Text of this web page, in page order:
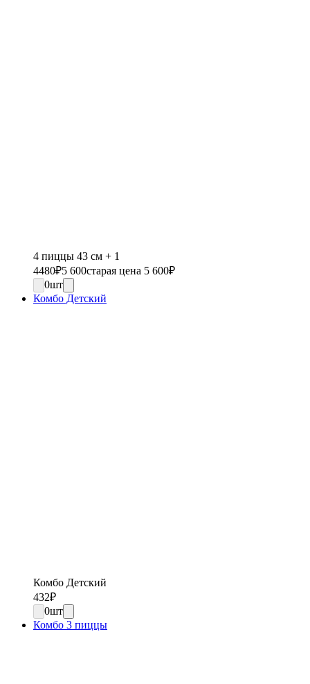
4 пиццы 43 см + 1
4480₽5 600старая цена 5 600₽
0шт
Комбо Детский
Комбо Детский
432₽
0шт
Комбо 3 пиццы